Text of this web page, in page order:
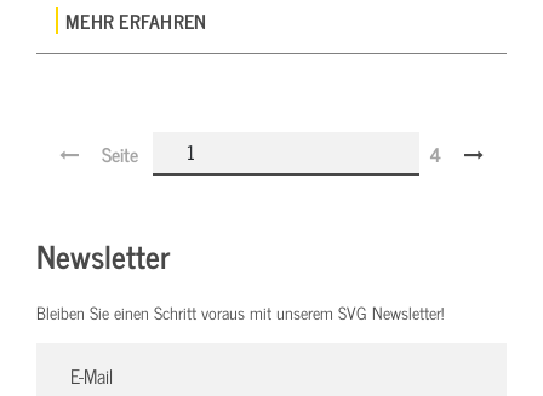
MEHR ERFAHREN
Seite 4
Newsletter
Bleiben Sie einen Schritt voraus mit unserem SVG Newsletter!